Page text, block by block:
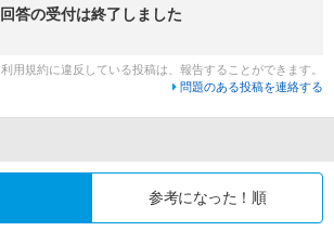
回答の受付は終了しました
利用規約に違反している投稿は、報告することができます。
問題のある投稿を連絡する
参考になった！順